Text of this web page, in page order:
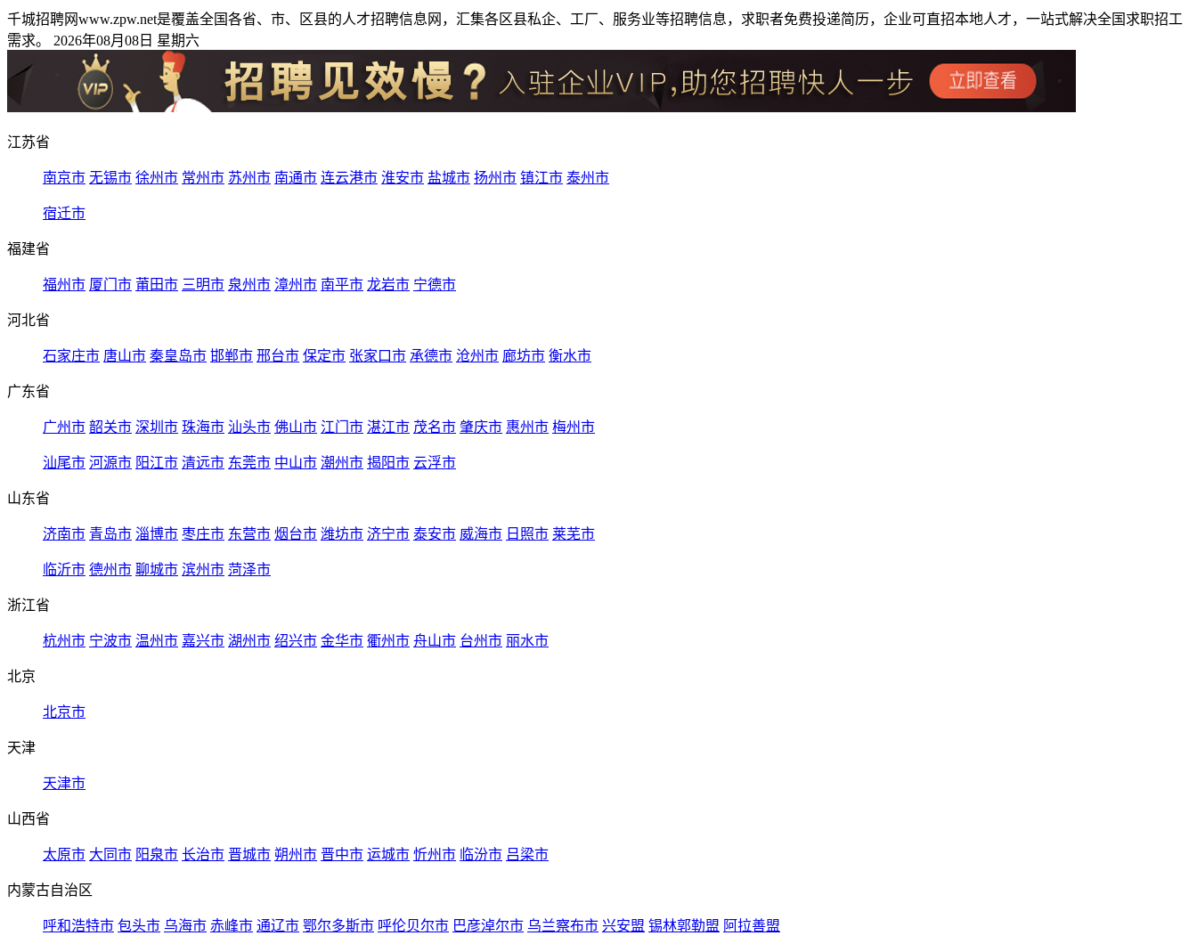
千城招聘网www.zpw.net是覆盖全国各省、市、区县的人才招聘信息网，汇集各区县私企、工厂、服务业等招聘信息，求职者免费投递简历，企业可直招本地人才，一站式解决全国求职招工
需求。 2026年08月08日 星期六
江苏省
南京市 无锡市 徐州市 常州市 苏州市 南通市 连云港市 淮安市 盐城市 扬州市 镇江市 泰州市
宿迁市
福建省
福州市 厦门市 莆田市 三明市 泉州市 漳州市 南平市 龙岩市 宁德市
河北省
石家庄市 唐山市 秦皇岛市 邯郸市 邢台市 保定市 张家口市 承德市 沧州市 廊坊市 衡水市
广东省
广州市 韶关市 深圳市 珠海市 汕头市 佛山市 江门市 湛江市 茂名市 肇庆市 惠州市 梅州市
汕尾市 河源市 阳江市 清远市 东莞市 中山市 潮州市 揭阳市 云浮市
山东省
济南市 青岛市 淄博市 枣庄市 东营市 烟台市 潍坊市 济宁市 泰安市 威海市 日照市 莱芜市
临沂市 德州市 聊城市 滨州市 菏泽市
浙江省
杭州市 宁波市 温州市 嘉兴市 湖州市 绍兴市 金华市 衢州市 舟山市 台州市 丽水市
北京
北京市
天津
天津市
山西省
太原市 大同市 阳泉市 长治市 晋城市 朔州市 晋中市 运城市 忻州市 临汾市 吕梁市
内蒙古自治区
呼和浩特市 包头市 乌海市 赤峰市 通辽市 鄂尔多斯市 呼伦贝尔市 巴彦淖尔市 乌兰察布市 兴安盟 锡林郭勒盟 阿拉善盟